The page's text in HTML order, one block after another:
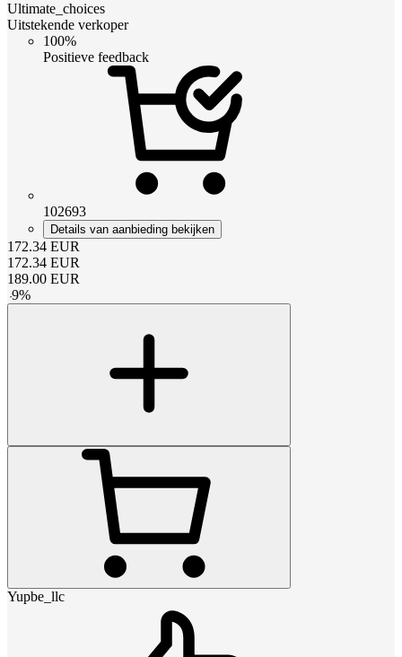
Ultimate_choices
Uitstekende verkoper
100%
Positieve feedback
102693
Details van aanbieding bekijken
172.34 EUR
172.34 EUR
189.00 EUR
-9%
Yupbe_llc